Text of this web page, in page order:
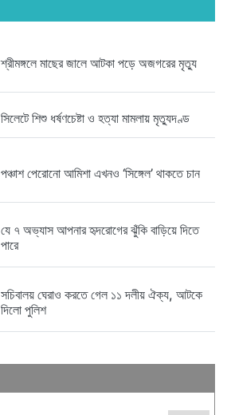
শ্রীমঙ্গলে মাছের জালে আটকা পড়ে অজগরের মৃত্যু
সিলেটে শিশু ধর্ষণচেষ্টা ও হত্যা মামলায় মৃত্যুদণ্ড
পঞ্চাশ পেরোনো আমিশা এখনও ‘সিঙ্গেল’ থাকতে চান
যে ৭ অভ্যাস আপনার হৃদরোগের ঝুঁকি বাড়িয়ে দিতে
পারে
সচিবালয় ঘেরাও করতে গেল ১১ দলীয় ঐক্য, আটকে
দিলো পুলিশ